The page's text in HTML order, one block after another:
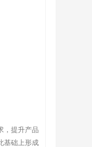
，提升产品
基础上形成